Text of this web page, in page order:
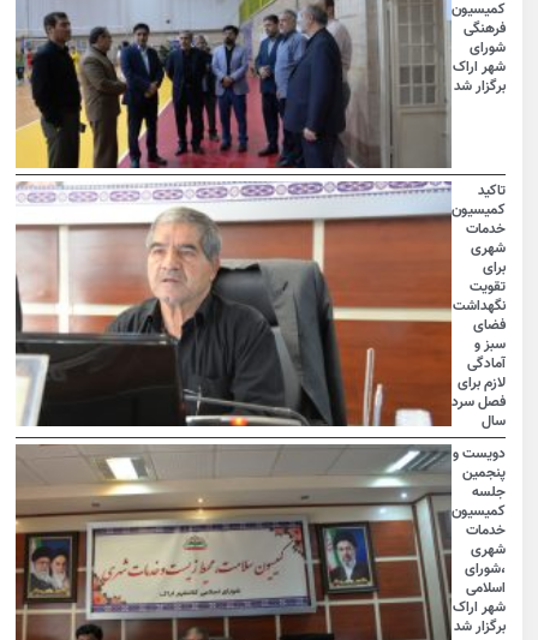
کمیسیون
فرهنگی
شورای
شهر اراک
برگزار شد
تاکید
کمیسیون
خدمات
شهری
برای
تقویت
نگهداشت
فضای
سبز و
آمادگی
لازم برای
فصل سرد
سال
دویست و
پنجمین
جلسه
کمیسیون
خدمات
شهری
،شورای
اسلامی
شهر اراک
برگزار شد